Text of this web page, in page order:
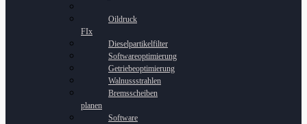
Oildruck
FIx
Dieselpartikelfilter
Softwareoptimierung
Getriebeoptimierung
Walnussstrahlen
Bremsscheiben
planen
Software